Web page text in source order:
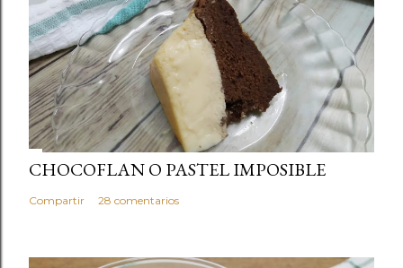
CHOCOFLAN O PASTEL IMPOSIBLE
Compartir 28 comentarios